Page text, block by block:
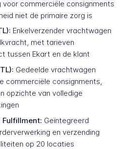
commerciële consignments
niet de primaire zorg is
Enkelverzender vrachtwagen
met tarieven
tussen Ekart en de klant
Gedeelde vrachtwagen
commerciële consignments,
opzichte van volledige
Fulfillment: Geïntegreerd
en verzending
op 20 locaties